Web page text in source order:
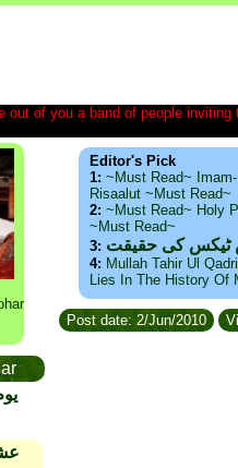
out of you a band of people
Editor's Pick
1: ~Must Read~
Risaalut ~Must Read~
2: ~Must Read~ Holy
~Must Read~
3: ٹیکس کی حقیقت
4: Mullah Tahir Ul
Lies In The History Of
Post date: 2/Jun/2010